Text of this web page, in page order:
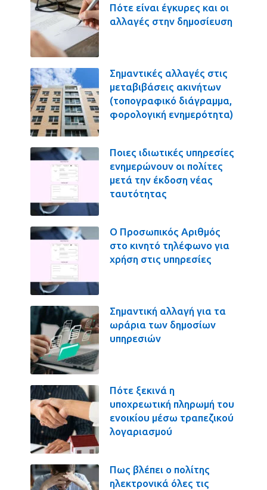
Πότε είναι έγκυρες και οι
αλλαγές στην δημοσίευση
Σημαντικές αλλαγές στις
μεταβιβάσεις ακινήτων
(τοπογραφικό διάγραμμα,
φορολογική ενημερότητα)
Ποιες ιδιωτικές υπηρεσίες
ενημερώνουν οι πολίτες
μετά την έκδοση νέας
ταυτότητας
Ο Προσωπικός Αριθμός
στο κινητό τηλέφωνο για
χρήση στις υπηρεσίες
Σημαντική αλλαγή για τα
ωράρια των δημοσίων
υπηρεσιών
Πότε ξεκινά η
υποχρεωτική πληρωμή του
ενοικίου μέσω τραπεζικού
λογαριασμού
Πως βλέπει ο πολίτης
ηλεκτρονικά όλες τις